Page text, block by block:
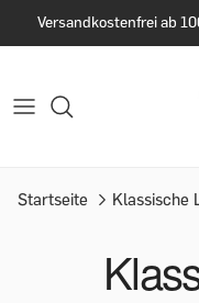
Versandkostenfrei ab
Startseite Klassische